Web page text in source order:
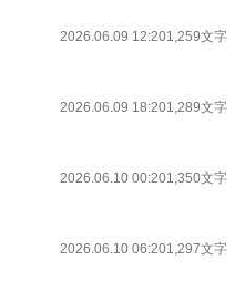
2026.06.09 12:201,259文字
2026.06.09 18:201,289文字
2026.06.10 00:201,350文字
2026.06.10 06:201,297文字